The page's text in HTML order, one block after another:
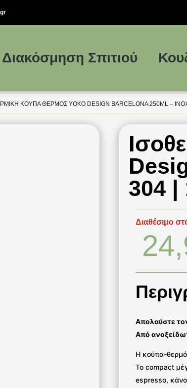
Διακόσμηση Σπιτιού
ΚΟΎΠΑ ΘΕΡΜΌΣ YOKO DESIGN BARCELONA 250ML –
304 |
Διαθέσιμο
Απολαύστε
Από
Η κούπα-
Το compact
espresso,